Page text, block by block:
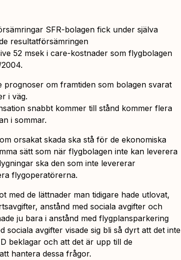
SFR-bolagen fick under själva
resultatförsämringen
52 msek i care-kostnader som flygbolagen
prognoser om framtiden som bolagen svarat
i väg.
snabbt kommer till stånd kommer flera
i sommar.
orsakat skada ska stå för de ekonomiska
sätt som när flygbolagen inte kan leverera
ska den som inte levererar
flygoperatörerna.
med de lättnader man tidigare hade utlovat,
anstånd med sociala avgifter och
ju bara i anstånd med flygplansparkering
sociala avgifter visade sig bli så dyrt att det inte
beklagar och att det är upp till de
hantera dessa frågor.